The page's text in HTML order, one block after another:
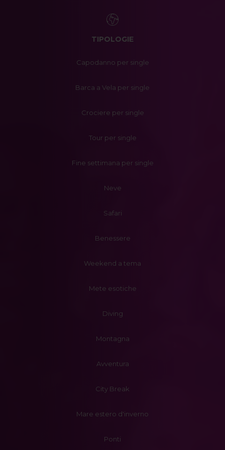
TIPOLOGIE
Capodanno per single
Barca a Vela per single
Crociere per single
Tour per single
Fine settimana per single
Neve
Safari
Benessere
Weekend a tema
Mete esotiche
Diving
Montagna
Avventura
City Break
Mare estero d'inverno
Ponti